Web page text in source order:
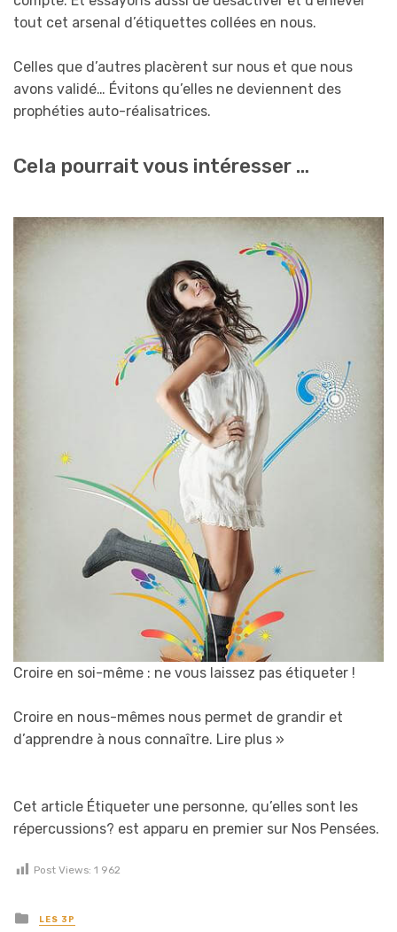
tout cet arsenal d’étiquettes collées en nous.
Celles que d’autres placèrent sur nous et que nous
avons validé… Évitons qu’elles ne deviennent des
prophéties auto-réalisatrices.
Cela pourrait vous intéresser …
Croire en soi-même : ne vous laissez pas étiqueter !
Croire en nous-mêmes nous permet de grandir et
d’apprendre à nous connaître. Lire plus »
Cet article Étiqueter une personne, qu’elles sont les
répercussions? est apparu en premier sur Nos Pensées.
Post Views: 1 962
Posted in
LES 3P